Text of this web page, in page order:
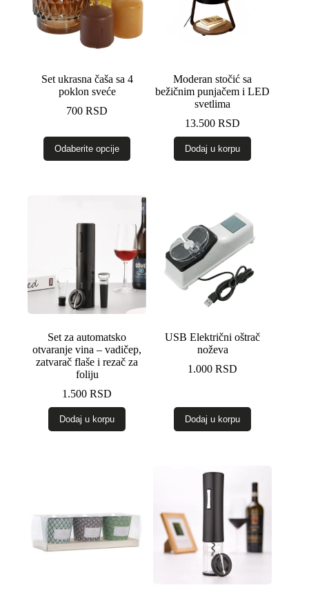
Set ukrasna čaša sa 4
poklon sveće
700RSD
Odaberite opcije
proizvod
proizvoda.
Moderan stočić sa
bežičnim punjačem i LED
svetlima
13.500RSD
Dodaj u korpu
Set za automatsko
otvaranje vina – vadičep,
zatvarač flaše i rezač za
foliju
1.500RSD
Dodaj u korpu
USB Električni oštrač
noževa
1.000RSD
Dodaj u korpu